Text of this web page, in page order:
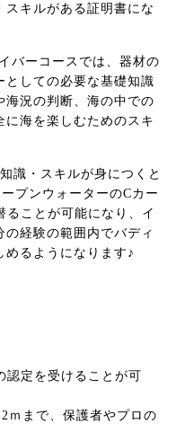
キルがある証明書にな
バーコースでは、器材の
としての必要な基礎知識
海況の判断、海の中での
に海を楽しむためのスキ
識・スキルが身につくと
プンウォーターのCカー
ることが可能になり、イ
経験の範囲内でバディ
めるようになります♪
認定を受けることが可
ｍまで、保護者やプロの